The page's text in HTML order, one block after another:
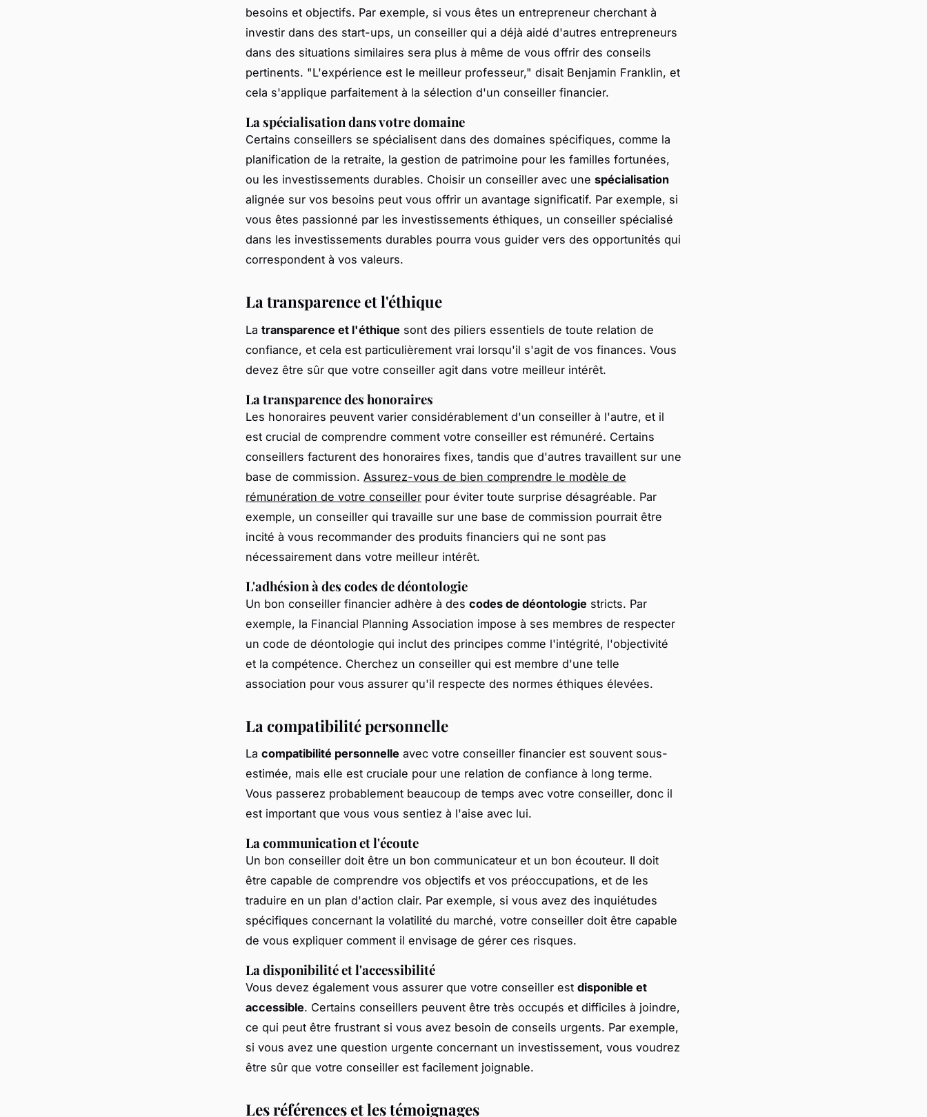
besoins et objectifs. Par exemple, si vous êtes un entrepreneur cherchant à
investir dans des start-ups, un conseiller qui a déjà aidé d'autres entrepreneurs
dans des situations similaires sera plus à même de vous offrir des conseils
pertinents. "L'expérience est le meilleur professeur," disait Benjamin Franklin, et
cela s'applique parfaitement à la sélection d'un conseiller financier.
La spécialisation dans votre domaine
Certains conseillers se spécialisent dans des domaines spécifiques, comme la
planification de la retraite, la gestion de patrimoine pour les familles fortunées,
ou les investissements durables. Choisir un conseiller avec une spécialisation
alignée sur vos besoins peut vous offrir un avantage significatif. Par exemple, si
vous êtes passionné par les investissements éthiques, un conseiller spécialisé
dans les investissements durables pourra vous guider vers des opportunités qui
correspondent à vos valeurs.
La transparence et l'éthique
La transparence et l'éthique sont des piliers essentiels de toute relation de
confiance, et cela est particulièrement vrai lorsqu'il s'agit de vos finances. Vous
devez être sûr que votre conseiller agit dans votre meilleur intérêt.
La transparence des honoraires
Les honoraires peuvent varier considérablement d'un conseiller à l'autre, et il
est crucial de comprendre comment votre conseiller est rémunéré. Certains
conseillers facturent des honoraires fixes, tandis que d'autres travaillent sur une
base de commission. Assurez-vous de bien comprendre le modèle de
rémunération de votre conseiller pour éviter toute surprise désagréable. Par
exemple, un conseiller qui travaille sur une base de commission pourrait être
incité à vous recommander des produits financiers qui ne sont pas
nécessairement dans votre meilleur intérêt.
L'adhésion à des codes de déontologie
Un bon conseiller financier adhère à des codes de déontologie stricts. Par
exemple, la Financial Planning Association impose à ses membres de respecter
un code de déontologie qui inclut des principes comme l'intégrité, l'objectivité
et la compétence. Cherchez un conseiller qui est membre d'une telle
association pour vous assurer qu'il respecte des normes éthiques élevées.
La compatibilité personnelle
La compatibilité personnelle avec votre conseiller financier est souvent sous-
estimée, mais elle est cruciale pour une relation de confiance à long terme.
Vous passerez probablement beaucoup de temps avec votre conseiller, donc il
est important que vous vous sentiez à l'aise avec lui.
La communication et l'écoute
Un bon conseiller doit être un bon communicateur et un bon écouteur. Il doit
être capable de comprendre vos objectifs et vos préoccupations, et de les
traduire en un plan d'action clair. Par exemple, si vous avez des inquiétudes
spécifiques concernant la volatilité du marché, votre conseiller doit être capable
de vous expliquer comment il envisage de gérer ces risques.
La disponibilité et l'accessibilité
Vous devez également vous assurer que votre conseiller est disponible et
accessible. Certains conseillers peuvent être très occupés et difficiles à joindre,
ce qui peut être frustrant si vous avez besoin de conseils urgents. Par exemple,
si vous avez une question urgente concernant un investissement, vous voudrez
être sûr que votre conseiller est facilement joignable.
Les références et les témoignages